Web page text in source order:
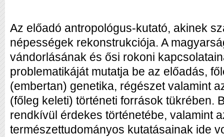
Az előadó antropológus-kutató, akinek
népességek rekonstrukciója. A
vándorlásának és ősi rokoni
problematikáját mutatja be az előadás,
(embertan) genetika, régészet valamint
(főleg keleti) történeti források tükrében.
rendkívül érdekes történetébe, valamint
természettudományos kutatásainak ide